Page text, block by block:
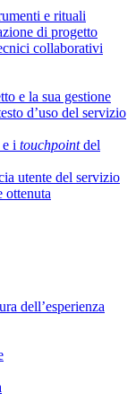
e rituali
di progetto
collaborativi
e la sua gestione
d’uso del servizio
i touchpointdel
utente del servizio
ottenuta
dell’esperienza